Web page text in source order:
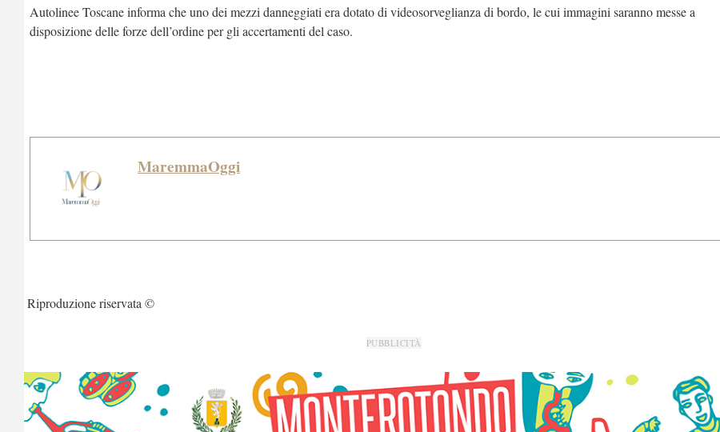
Autolinee Toscane informa che uno dei mezzi danneggiati era dotato di videosorveglianza di bordo, le cui immagini saranno messe a
disposizione delle forze dell’ordine per gli accertamenti del caso.
MaremmaOggi
Riproduzione riservata ©
PUBBLICITÀ